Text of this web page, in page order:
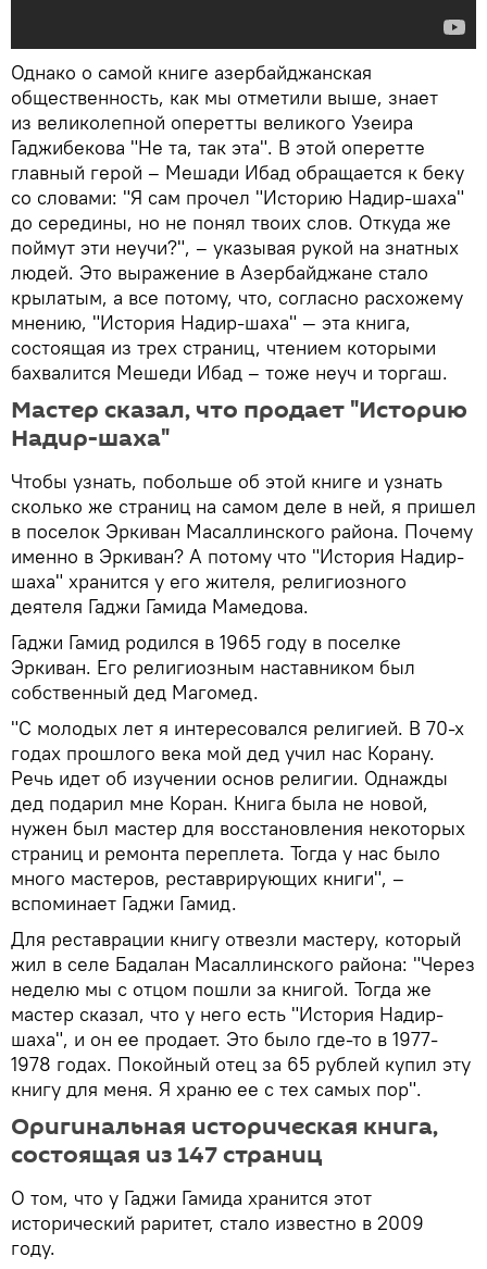
Однако о самой книге азербайджанская
общественность, как мы отметили выше, знает
из великолепной оперетты великого Узеира
Гаджибекова "Не та, так эта". В этой оперетте
главный герой – Мешади Ибад обращается к беку
со словами: "Я сам прочел "Историю Надир-шаха"
до середины, но не понял твоих слов. Откуда же
поймут эти неучи?", – указывая рукой на знатных
людей. Это выражение в Азербайджане стало
крылатым, а все потому, что, согласно расхожему
мнению, "История Надир-шаха" — эта книга,
состоящая из трех страниц, чтением которыми
бахвалится Мешеди Ибад – тоже неуч и торгаш.
Мастер сказал, что продает "Историю
Надир-шаха"
Чтобы узнать, побольше об этой книге и узнать
сколько же страниц на самом деле в ней, я пришел
в поселок Эркиван Масаллинского района. Почему
именно в Эркиван? А потому что "История Надир-
шаха" хранится у его жителя, религиозного
деятеля Гаджи Гамида Мамедова.
Гаджи Гамид родился в 1965 году в поселке
Эркиван. Его религиозным наставником был
собственный дед Магомед.
"С молодых лет я интересовался религией. В 70-х
годах прошлого века мой дед учил нас Корану.
Речь идет об изучении основ религии. Однажды
дед подарил мне Коран. Книга была не новой,
нужен был мастер для восстановления некоторых
страниц и ремонта переплета. Тогда у нас было
много мастеров, реставрирующих книги", –
вспоминает Гаджи Гамид.
Для реставрации книгу отвезли мастеру, который
жил в селе Бадалан Масаллинского района: "Через
неделю мы с отцом пошли за книгой. Тогда же
мастер сказал, что у него есть "История Надир-
шаха", и он ее продает. Это было где-то в 1977-
1978 годах. Покойный отец за 65 рублей купил эту
книгу для меня. Я храню ее с тех самых пор".
Оригинальная историческая книга,
состоящая из 147 страниц
О том, что у Гаджи Гамида хранится этот
исторический раритет, стало известно в 2009
году.